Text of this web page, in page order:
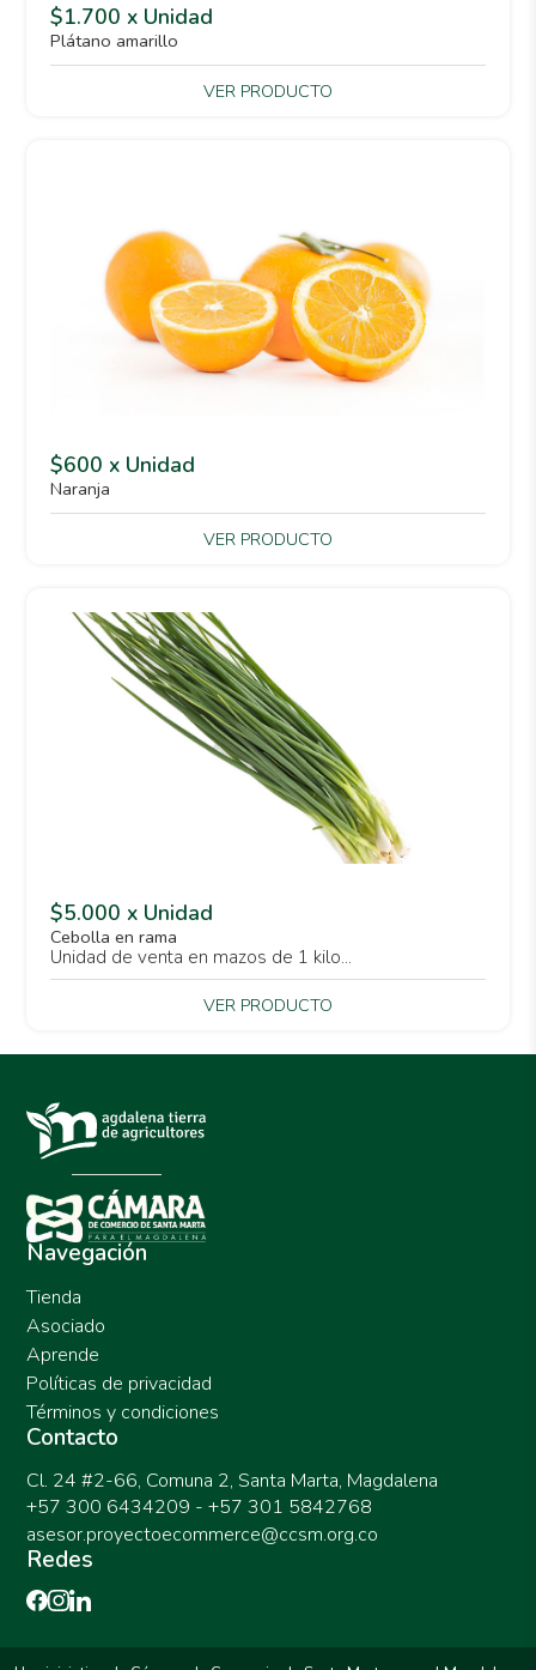
$1.700 x Unidad
Plátano amarillo
VER PRODUCTO
$600 x Unidad
Naranja
VER PRODUCTO
$5.000 x Unidad
Cebolla en rama
Unidad de venta en mazos de 1 kilo...
VER PRODUCTO
Navegación
Tienda
Asociado
Aprende
Políticas de privacidad
Términos y condiciones
Contacto
Cl. 24 #2-66, Comuna 2, Santa Marta, Magdalena
+57 300 6434209 - +57 301 5842768
asesor.proyectoecommerce@ccsm.org.co
Redes